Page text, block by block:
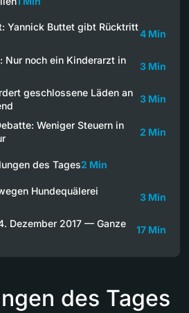
Yannick Buttet gibt Rücktritt
4 Min
Nur noch ein Kinderarzt in
3 Min
geschlossene Läden an
3 Min
Weniger Steuern in
2 Min
des Tages2 Min
Hundequälerei
3 Min
Dezember 2017 — Ganze
17 Min
des Tages